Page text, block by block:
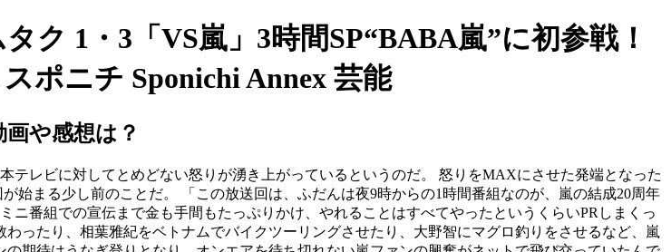
ク 1・3「VS嵐」3時間SP“BABA嵐”に初参戦！
ポニチ Sponichi Annex 芸能
や感想は？
テレビに対してとめどない怒りが湧き上がっているというのだ。 怒りをMAXにさせた発端となった
始まる少し前のことだ。 「この放送回は、ふだんは夜9時からの1時間番組なのが、嵐の結成20周年
番組での宣伝まで金も手間もたっぷりかけ、やれることはすべてやったというくらいPRしまくっ
ったり、相葉雅紀をベトナムでバイクツーリングさせたり、大野智にマグロ釣りをさせるなど、嵐